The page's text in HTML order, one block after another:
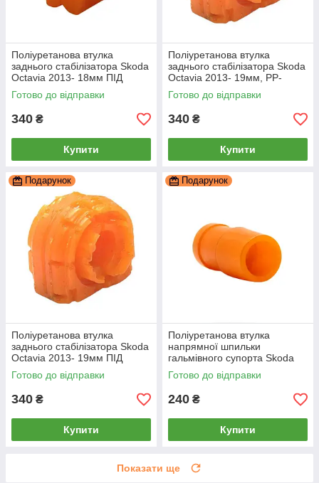
Поліуретанова втулка
заднього стабілізатора Skoda
Octavia 2013- 18мм ПІД
вироблення, PP-0269P
Готово до відправки
340 ₴
Купити
Поліуретанова втулка
заднього стабілізатора Skoda
Octavia 2013- 19мм, PP-
0333P
Готово до відправки
340 ₴
Купити
Подарунок
Поліуретанова втулка
заднього стабілізатора Skoda
Octavia 2013- 19мм ПІД
вироблення, PP-0333P
Готово до відправки
340 ₴
Купити
Подарунок
Поліуретанова втулка
напрямної шпильки
гальмівного супорта Skoda
Octavia 2013-, PP-0866
Готово до відправки
240 ₴
Купити
Показати ще